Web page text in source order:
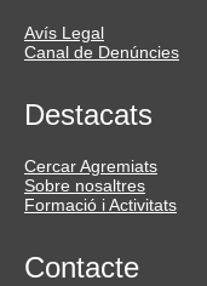
Avís Legal
Canal de Denúncies
Destacats
Cercar Agremiats
Sobre nosaltres
Formació i Activitats
Contacte